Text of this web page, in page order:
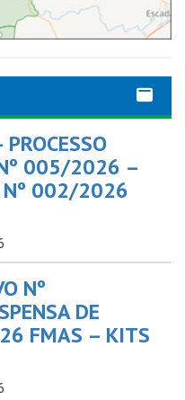
005/2026 –
Nº 002/2026
Nº
DE
FMAS – KITS